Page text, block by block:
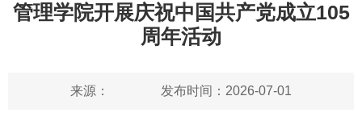
管理学院开展庆祝中国共产党成立105
周年活动
来源： 发布时间：2026-07-01